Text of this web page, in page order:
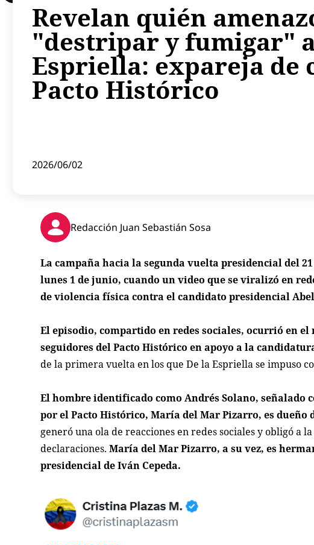
Revelan quién
"destripar y fumigar"
Espriella: expareja de
Pacto Histórico
2026/06/02
Redacción Juan Sebastián Sosa
La campaña hacia la segunda vuelta presidencial del
lunes 1 de junio, cuando un video que se viralizó en
de violencia física contra el candidato presidencial
El episodio, compartido en redes sociales, ocurrió en
seguidores del Pacto Histórico en apoyo a la
de la primera vuelta en los que De la Espriella se impuso
El hombre identificado como Andrés Solano, señalado
por el Pacto Histórico, María del Mar Pizarro, es dueño
generó una ola de reacciones en redes sociales y obligó a
declaraciones.María del Mar Pizarro, a su vez, es
presidencial de Iván Cepeda.